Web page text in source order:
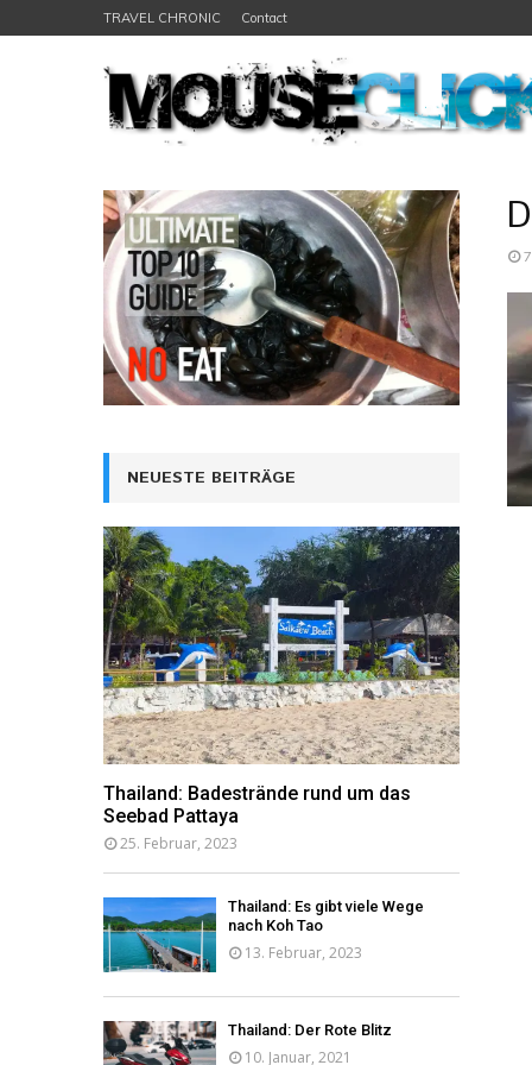
TRAVEL CHRONIC Contact
NEUESTE BEITRÄGE
Thailand: Badestrände rund um das
Seebad Pattaya
25. Februar, 2023
Thailand: Es gibt viele Wege
nach Koh Tao
13. Februar, 2023
Thailand: Der Rote Blitz
10. Januar, 2021